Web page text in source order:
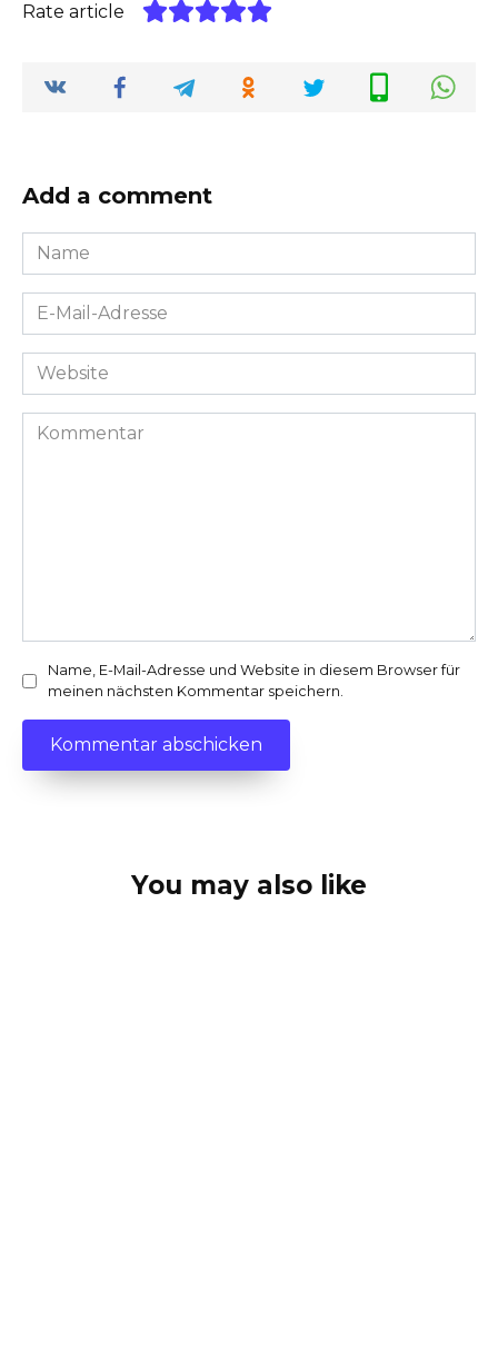
Rate article
Add a comment
Name
*
E-
Mail-
Adresse
Website
Kommentar
Name, E-Mail-Adresse und Website in diesem Browser für
meinen nächsten Kommentar speichern.
You may also like